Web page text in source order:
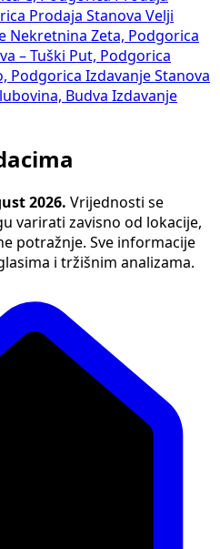
Prodaja Stanova Velji
Nekretnina Zeta, Podgorica
– Tuški Put, Podgorica
Podgorica Izdavanje Stanova
Budva Izdavanje
2026. Vrijednosti se
varirati zavisno od lokacije,
potražnje. Sve informacije
i tržišnim analizama.